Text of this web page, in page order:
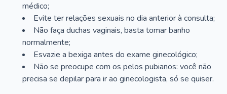
médico;
Evite ter relações sexuais no dia anterior à consulta;
Não faça duchas vaginais, basta tomar banho
normalmente;
Esvazie a bexiga antes do exame ginecológico;
Não se preocupe com os pelos pubianos: você não
precisa se depilar para ir ao ginecologista, só se quiser.